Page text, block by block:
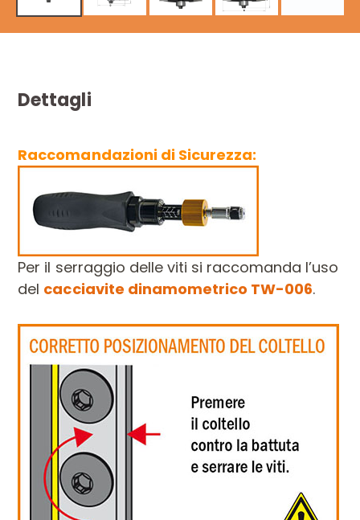
Dettagli
Raccomandazioni di Sicurezza:
Per il serraggio delle viti si raccomanda l’uso
del cacciavite dinamometrico TW-006.